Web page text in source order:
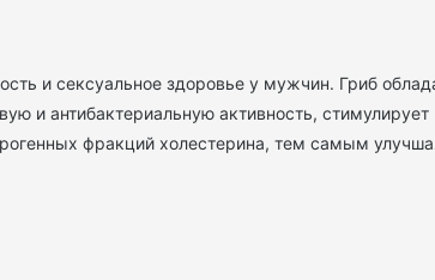
и сексуальное здоровье у мужчин. Гриб
и антибактериальную активность,
фракций холестерина, тем самым